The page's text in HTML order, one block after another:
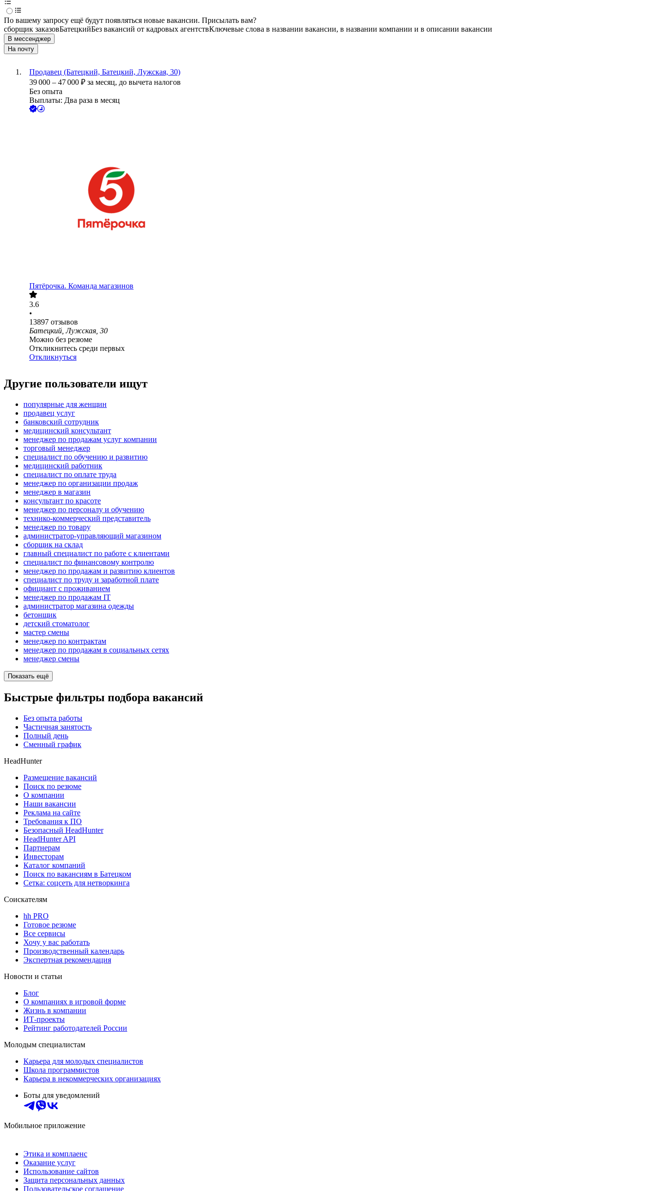
По вашему запросу ещё будут появляться новые вакансии. Присылать вам?
сборщик заказовБатецкийБез вакансий от кадровых агентствКлючевые слова в названии вакансии, в названии компании и в описании вакансии
В мессенджер
На почту
Продавец (Батецкий, Батецкий, Лужская, 30)
39 000 – 47 000 ₽ за месяц, до вычета налогов
Без опыта
Выплаты: Два раза в месяц
Пятёрочка. Команда магазинов
3.6
•
13897 отзывов
Батецкий, Лужская, 30
Можно без резюме
Откликнитесь среди первых
Откликнуться
Другие пользователи ищут
популярные для женщин
продавец услуг
банковский сотрудник
медицинский консультант
менеджер по продажам услуг компании
торговый менеджер
специалист по обучению и развитию
медицинский работник
специалист по оплате труда
менеджер по организации продаж
менеджер в магазин
консультант по красоте
менеджер по персоналу и обучению
технико-коммерческий представитель
менеджер по товару
администратор-управляющий магазином
сборщик на склад
главный специалист по работе с клиентами
специалист по финансовому контролю
менеджер по продажам и развитию клиентов
специалист по труду и заработной плате
официант с проживанием
менеджер по продажам IT
администратор магазина одежды
бетонщик
детский стоматолог
мастер смены
менеджер по контрактам
менеджер по продажам в социальных сетях
менеджер смены
Показать ещё
Быстрые фильтры подбора вакансий
Без опыта работы
Частичная занятость
Полный день
Сменный график
HeadHunter
Размещение вакансий
Поиск по резюме
О компании
Наши вакансии
Реклама на сайте
Требования к ПО
Безопасный HeadHunter
HeadHunter API
Партнерам
Инвесторам
Каталог компаний
Поиск по вакансиям в Батецком
Сетка: соцсеть для нетворкинга
Соискателям
hh PRO
Готовое резюме
Все сервисы
Хочу у вас работать
Производственный календарь
Экспертная рекомендация
Новости и статьи
Блог
О компаниях в игровой форме
Жизнь в компании
ИТ-проекты
Рейтинг работодателей России
Молодым специалистам
Карьера для молодых специалистов
Школа программистов
Карьера в некоммерческих организациях
Боты для уведомлений
Мобильное приложение
Этика и комплаенс
Оказание услуг
Использование сайтов
Защита персональных данных
Пользовательское соглашение